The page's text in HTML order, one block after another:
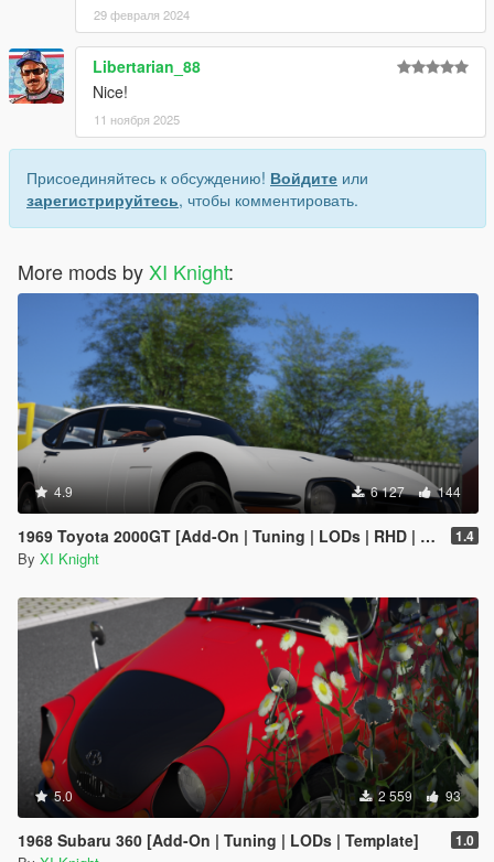
29 февраля 2024
Libertarian_88
Nice!
11 ноября 2025
Присоединяйтесь к обсуждению! Войдите или
зарегистрируйтесь, чтобы комментировать.
More mods by XI Knight:
4.9 6 127 144
1969 Toyota 2000GT [Add-On | Tuning | LODs | RHD | Template] 1.4
By XI Knight
5.0 2 559 93
1968 Subaru 360 [Add-On | Tuning | LODs | Template] 1.0